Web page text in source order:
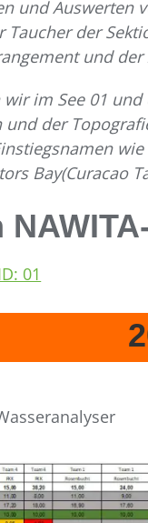
und Auswerten
der
und
wir im See 01
der
Bay(Curacao
01